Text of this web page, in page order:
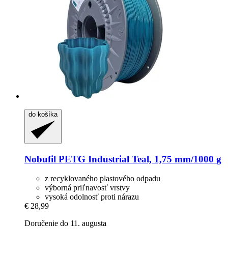
do košíka
Nobufil PETG Industrial Teal, 1,75 mm/1000 g
z recyklovaného plastového odpadu
výborná priľnavosť vrstvy
vysoká odolnosť proti nárazu
€ 28,99
Doručenie do 11. augusta